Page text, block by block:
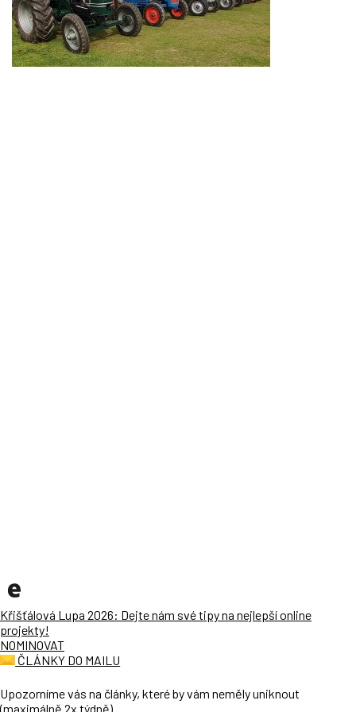
Křišťálová Lupa 2026: Dejte nám své tipy na nejlepší online
projekty!
NOMINOVAT
ČLÁNKY DO MAILU
Upozorníme vás na články, které by vám neměly uniknout
(maximálně 2x týdně).